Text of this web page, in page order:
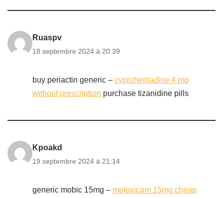
Ruaspv
18 septembre 2024 à 20:39
buy periactin generic – cyproheptadine 4 mg
without prescription purchase tizanidine pills
Kpoakd
19 septembre 2024 à 21:14
generic mobic 15mg – meloxicam 15mg cheap